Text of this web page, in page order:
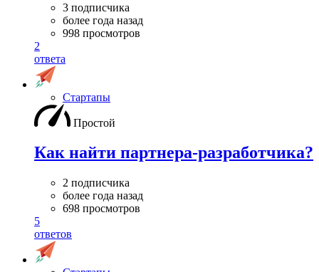
3 подписчика
более года назад
998 просмотров
2
ответа
Стартапы
Простой
Как найти партнера-разработчика?
2 подписчика
более года назад
698 просмотров
5
ответов